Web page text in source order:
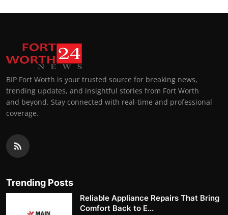
BIP Fort Worth is your trusted source for breaking news,
trending updates, and insightful stories from Fort Worth
and beyond. Stay connected with real-time and professional
coverage.
Trending Posts
Reliable Appliance Repairs That Bring
Comfort Back to E...